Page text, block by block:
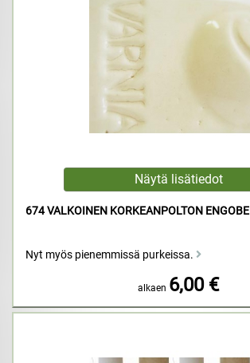
674 VALKOINEN KORKEANPOLTON ENGOBE
Nyt myös pienemmissä purkeissa.
alkaen 6,00 €